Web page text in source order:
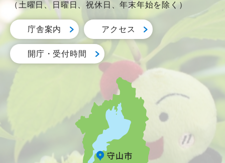
（土曜日、日曜日、祝休日、年末年始を除く）
庁舎案内 アクセス
開庁・受付時間